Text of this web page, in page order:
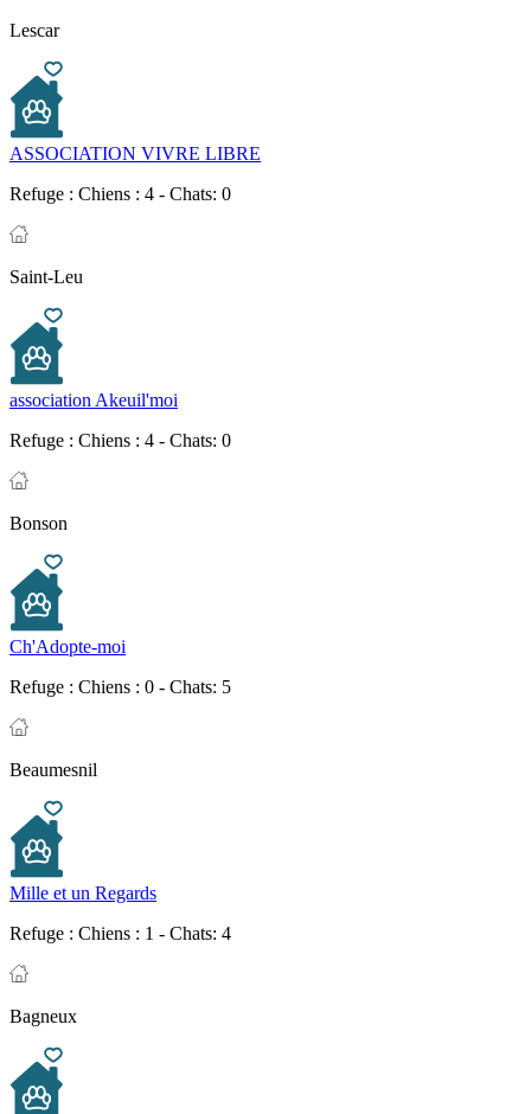
Lescar
ASSOCIATION VIVRE LIBRE
Refuge : Chiens : 4 - Chats: 0
Saint-Leu
association Akeuil'moi
Refuge : Chiens : 4 - Chats: 0
Bonson
Ch'Adopte-moi
Refuge : Chiens : 0 - Chats: 5
Beaumesnil
Mille et un Regards
Refuge : Chiens : 1 - Chats: 4
Bagneux